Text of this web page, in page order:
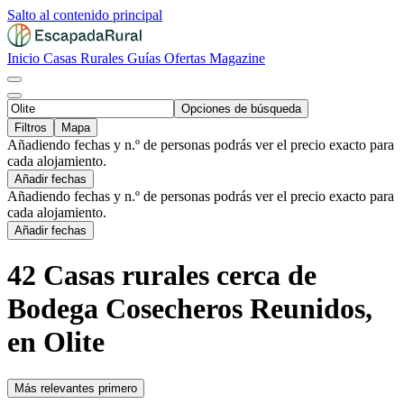
Salto al contenido principal
Inicio Casas Rurales Guías Ofertas Magazine
Opciones de búsqueda
Filtros
Mapa
Añadiendo fechas y n.º de personas podrás ver el precio exacto para
cada alojamiento.
Añadir fechas
Añadiendo fechas y n.º de personas podrás ver el precio exacto para
cada alojamiento.
Añadir fechas
42 Casas rurales cerca de
Bodega Cosecheros Reunidos,
en Olite
Más relevantes primero